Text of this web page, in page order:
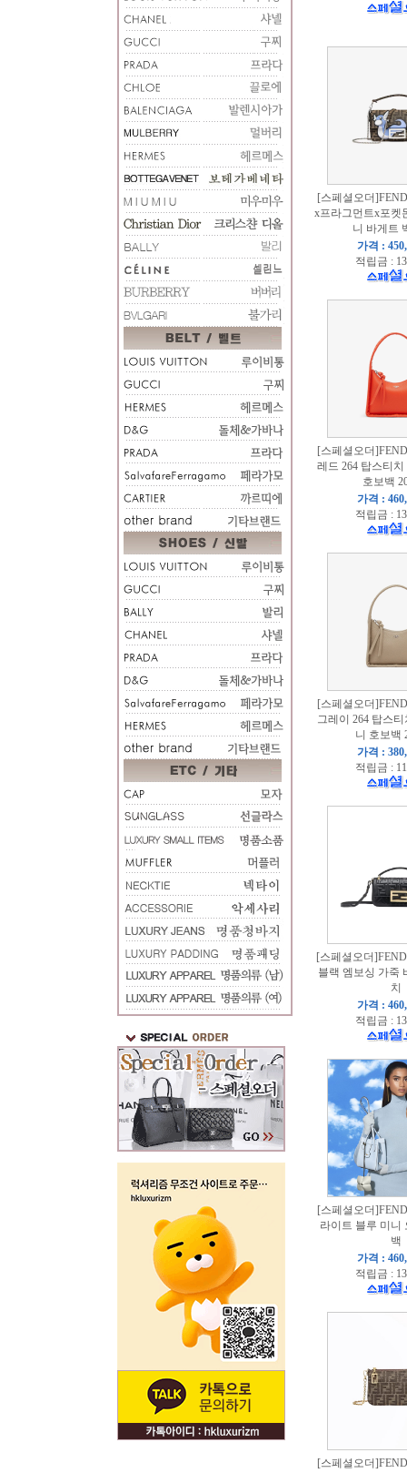
[스페셜오더
x프라그먼트x포켓
니 바게트
가격 :
적립금 :
[스페셜오더
레드 264 탑스티
호보백
가격 :
적립금 :
[스페셜오더
그레이 264 탑스
니 호보백
가격 :
적립금 :
[스페셜오더
블랙 엠보싱 가죽
치
가격 :
적립금 :
[스페셜오더
라이트 블루 미니
백
가격 :
적립금 :
[스페셜오더